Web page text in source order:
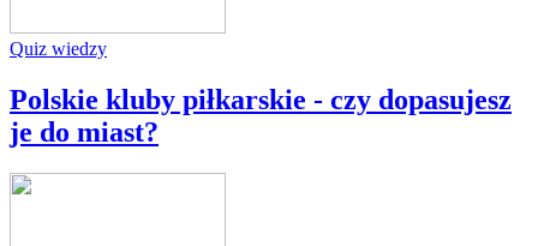
Quiz wiedzy
Polskie kluby piłkarskie - czy dopasujesz
je do miast?